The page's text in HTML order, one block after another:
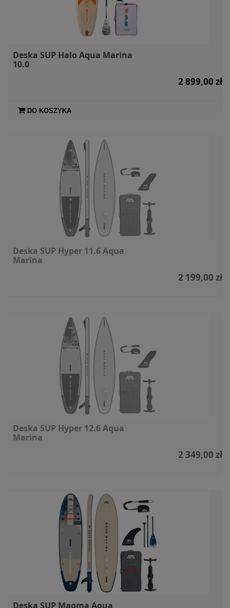
Deska SUP Halo Aqua Marina
10.0
2 899,00 zł
DO KOSZYKA
Deska SUP Hyper 11.6 Aqua
Marina
2 199,00 zł
Deska SUP Hyper 12.6 Aqua
Marina
2 349,00 zł
Deska SUP Magma Aqua